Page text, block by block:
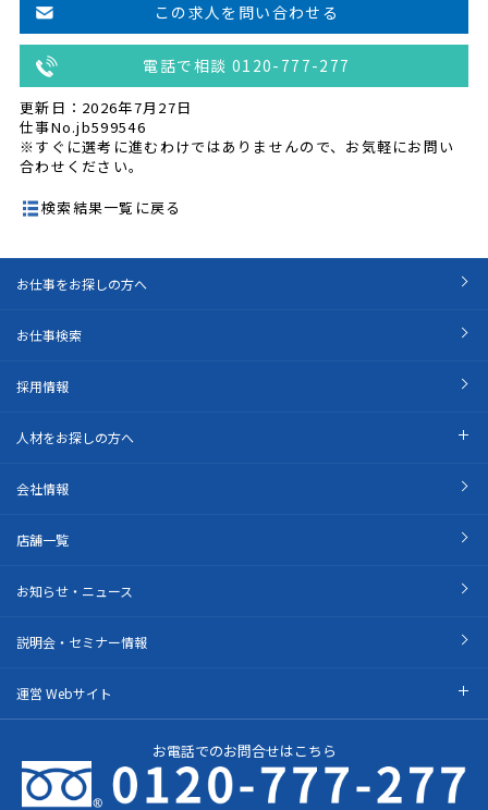
この求人を問い合わせる
電話で相談 0120-777-277
更新日：2026年7月27日
仕事No.jb599546
※すぐに選考に進むわけではありませんので、お気軽にお問い
合わせください。
検索結果一覧に戻る
お仕事をお探しの方へ
お仕事検索
採用情報
人材をお探しの方へ
会社情報
店舗一覧
お知らせ・ニュース
説明会・セミナー情報
運営 Webサイト
お電話でのお問合せはこちら